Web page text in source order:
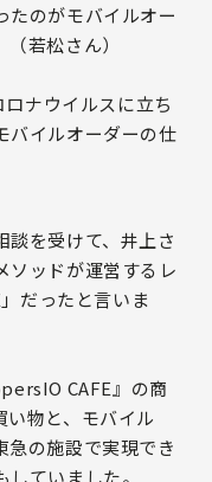
たのがモバイルオー
若松さん）
ナウイルスに立ち
バイルオーダーの仕
談を受けて、井上さ
ソッドが運営するレ
だったと言いま
CAFE』の商
い物と、モバイル
急の施設で実現でき
ていました。